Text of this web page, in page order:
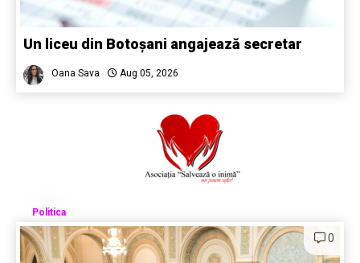
Un liceu din Botoșani angajează secretar
Oana Sava Aug 05, 2026
Politica
0